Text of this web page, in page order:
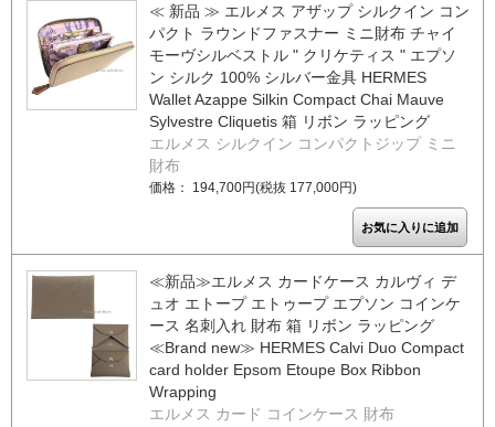
≪ 新品 ≫ エルメス アザップ シルクイン コン
パクト ラウンドファスナー ミニ財布 チャイ
モーヴシルベストル " クリケティス " エプソ
ン シルク 100% シルバー金具 HERMES
Wallet Azappe Silkin Compact Chai Mauve
Sylvestre Cliquetis 箱 リボン ラッピング
エルメス シルクイン コンパクトジップ ミニ
財布
価格： 194,700円(税抜 177,000円)
≪新品≫エルメス カードケース カルヴィ デ
ュオ エトープ エトゥープ エプソン コインケ
ース 名刺入れ 財布 箱 リボン ラッピング
≪Brand new≫ HERMES Calvi Duo Compact
card holder Epsom Etoupe Box Ribbon
Wrapping
エルメス カード コインケース 財布